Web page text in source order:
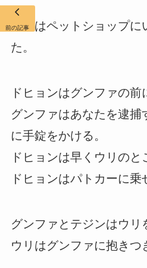
ウリはペットショップに
た。
ドヒョンはグンファの前
グンファはあなたを逮捕
に手錠をかける。
ドヒョンは早くウリのと
ドヒョンはパトカーに乗
グンファとテジンはウリ
ウリはグンファに抱きつ
前の記事